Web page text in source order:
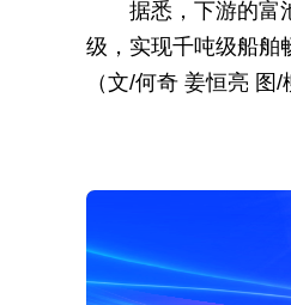
据悉，下游的富
级，实现千吨级船舶
（文/何奇 姜恒亮 图/